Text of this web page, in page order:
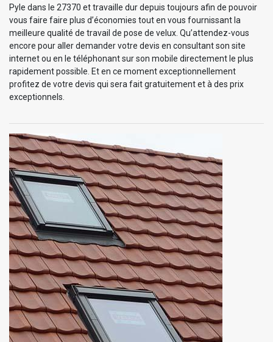
Pyle dans le 27370 et travaille dur depuis toujours afin de pouvoir
vous faire faire plus d’économies tout en vous fournissant la
meilleure qualité de travail de pose de velux. Qu’attendez-vous
encore pour aller demander votre devis en consultant son site
internet ou en le téléphonant sur son mobile directement le plus
rapidement possible. Et en ce moment exceptionnellement
profitez de votre devis qui sera fait gratuitement et à des prix
exceptionnels.